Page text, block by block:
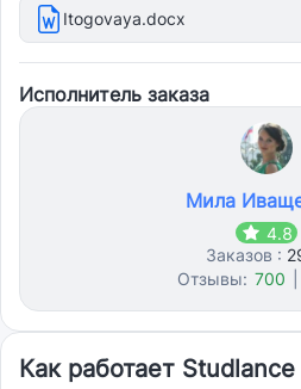
Itogovaya.docx
Исполнитель заказа
Мила
4.8
Заказов :
Отзывы: 700
Как работает